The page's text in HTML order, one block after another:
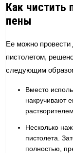
Как чистить
пены
Ее можно
пистолетом,
следующим
Вместо
накручивают
растворителем.
Несколько
пистолета.
полностью,